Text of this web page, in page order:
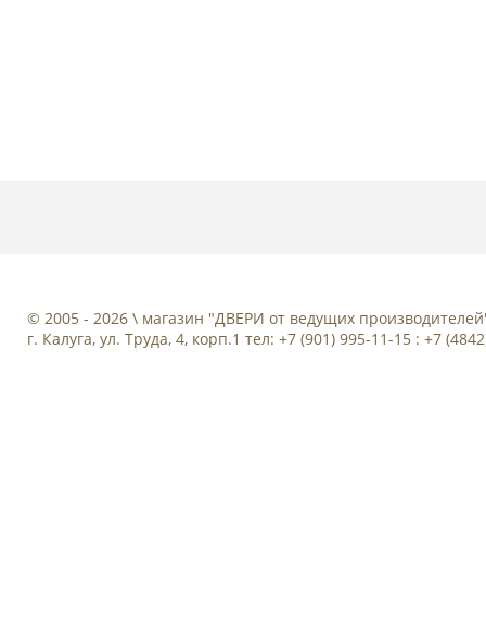
© 2005 - 2026 \ магазин "ДВЕРИ от ведущих
г. Калуга, ул. Труда, 4, корп.1 тел: +7 (901) 995-11-15 : +7